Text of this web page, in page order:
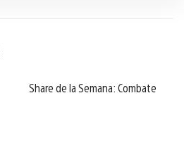
Share de la Semana: Combate